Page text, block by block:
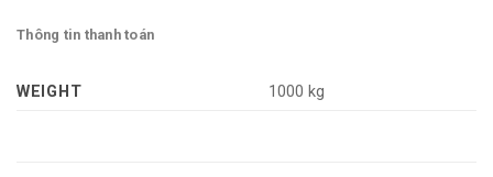
Thông tin thanh toán
WEIGHT 1000 kg